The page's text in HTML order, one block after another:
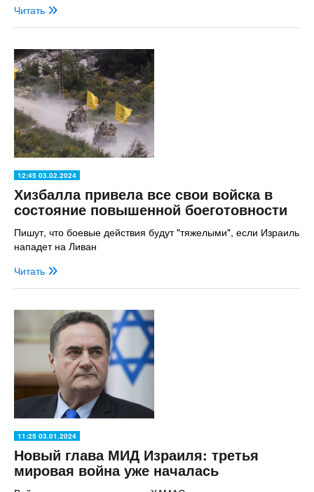
Читать
12:45 03.02.2024
Хизбалла привела все свои войска в
состояние повышенной боеготовности
Пишут, что боевые действия будут "тяжелыми", если Израиль
нападет на Ливан
Читать
11:25 03.01.2024
Новый глава МИД Израиля: третья
мировая война уже началась